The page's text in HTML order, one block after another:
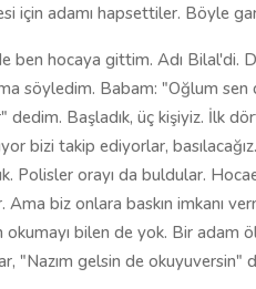
için adamı hapsettiler. Böyle
ben hocaya gittim. Adı Bilal'di.
söyledim. Babam: "Oğlum
dedim. Başladık, üç kişiyiz. İlk
bizi takip ediyorlar,
Polisler orayı da buldular.
Ama biz onlara baskın imkanı
okumayı bilen de yok. Bir adam
"Nazım gelsin de okuyuversin"